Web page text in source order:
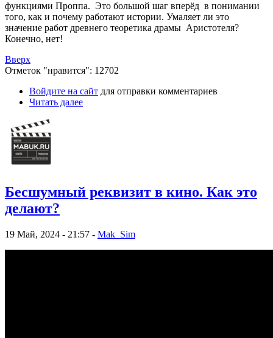
функциями Проппа. Это большой шаг вперёд в понимании
того, как и почему работают истории. Умаляет ли это
значение работ древнего теоретика драмы Аристотеля?
Конечно, нет!
Вверх
Отметок "нравится": 12702
Войдите на сайт для отправки комментариев
Читать далее
Бесшумный реквизит в кино. Как это
делают?
19 Май, 2024 - 21:57 - Mak_Sim